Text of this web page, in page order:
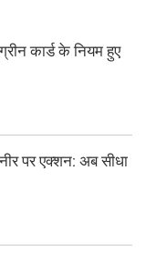
कार्ड के नियम हुए
पर एक्शन: अब सीधा